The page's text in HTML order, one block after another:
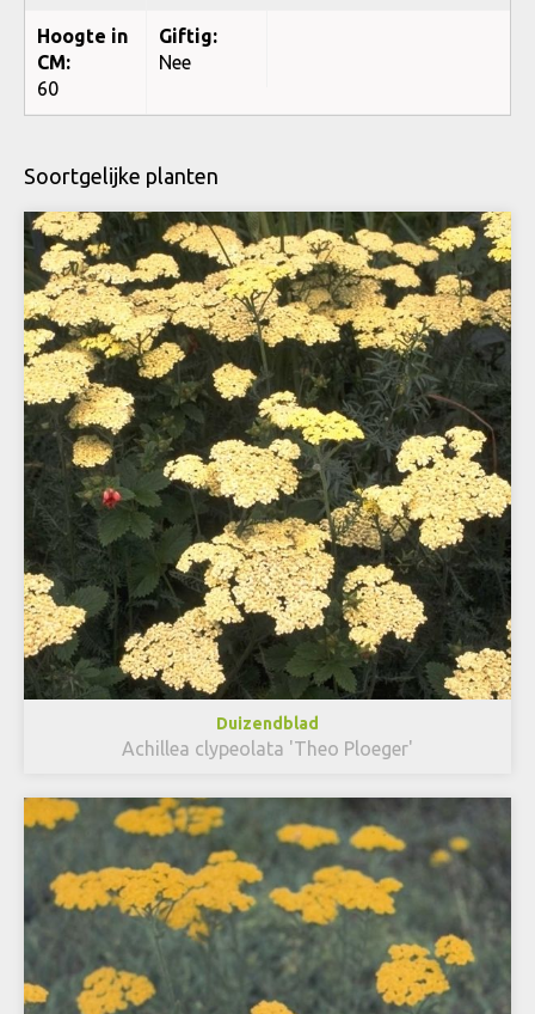
Hoogte in
CM:
60
Giftig:
Nee
Soortgelijke planten
Duizendblad
Achillea clypeolata 'Theo Ploeger'